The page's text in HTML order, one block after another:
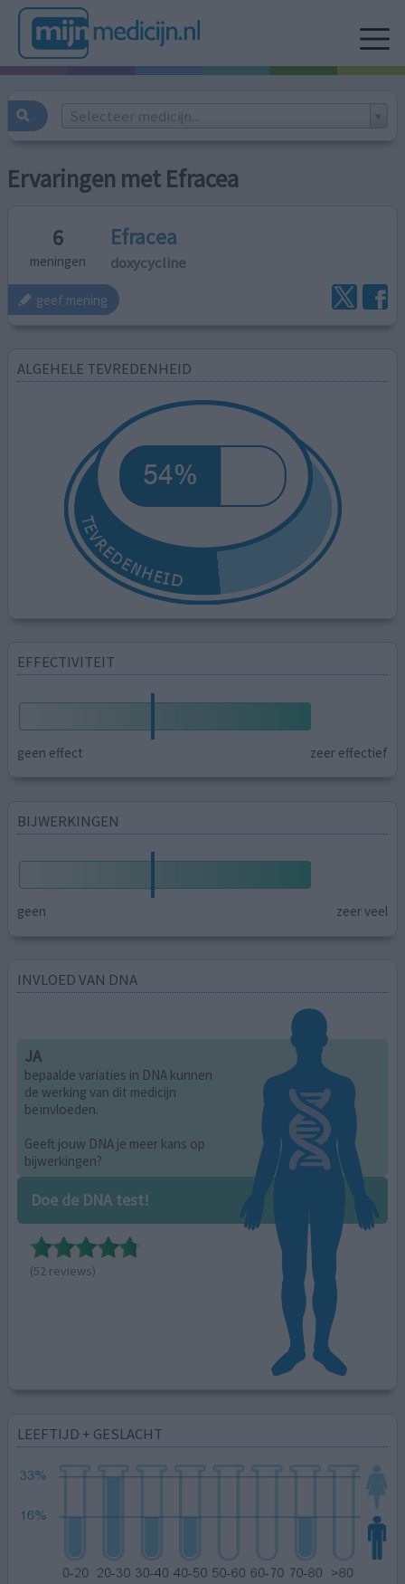
Selecteer medicijn...
Ervaringen met Efracea
6
meningen
Efracea
doxycycline
geef mening
ALGEHELE TEVREDENHEID
EFFECTIVITEIT
geen effect zeer effectief
BIJWERKINGEN
geen zeer veel
INVLOED VAN DNA
JA
bepaalde variaties in DNA kunnen
de werking van dit medicijn
beïnvloeden.
Geeft jouw DNA je meer kans op
bijwerkingen?
Doe de DNA test!
(52 reviews)
LEEFTIJD + GESLACHT